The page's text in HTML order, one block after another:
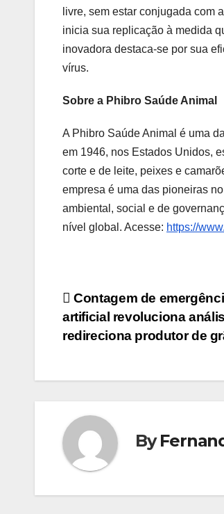
livre, sem estar conjugada com
inicia sua replicação à medida
inovadora destaca-se por sua
vírus.
Sobre a Phibro Saúde Animal
A Phibro Saúde Animal é uma
em 1946, nos Estados Unidos,
corte e de leite, peixes e
empresa é uma das pioneiras
ambiental, social e de
nível global. Acesse: https://
Navegação
de
Contagem de
artificial revoluciona
redireciona produtor de
By